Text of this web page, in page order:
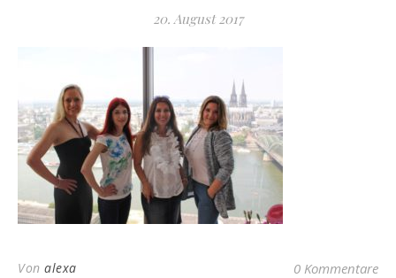
20. August 2017
Von alexa 0 Kommentare